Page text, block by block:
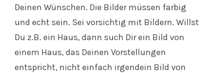
Deinen Wünschen. Die Bilder müssen farbig
und echt sein. Sei vorsichtig mit Bildern. Willst
Du z.B. ein Haus, dann such Dir ein Bild von
einem Haus, das Deinen Vorstellungen
entspricht, nicht einfach irgendein Bild von